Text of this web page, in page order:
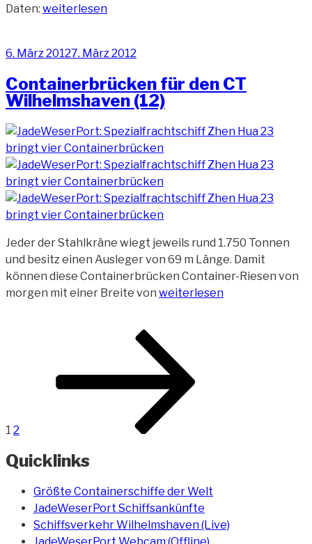
Daten: „Frachschiff
23“
weiterlesen
Veröffentlicht
6. März 20127. März 2012
Containerbrücken für den CT
Wilhelmshaven (12)
Jeder der Stahlkräne wiegt jeweils rund 1.750 Tonnen
und besitz einen Ausleger von 69 m Länge. Damit
können diese Containerbrücken Container-Riesen von
morgen mit einer Breite von „Containerbrücken
CT
Wilhelmshaven
(12)“
weiterlesen
Beitragsnavigation
1 2
Quicklinks
Größte Containerschiffe der Welt
JadeWeserPort Schiffsankünfte
Schiffsverkehr Wilhelmshaven (Live)